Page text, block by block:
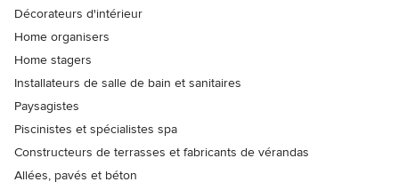
Décorateurs d'intérieur
Home organisers
Home stagers
Installateurs de salle de bain et sanitaires
Paysagistes
Piscinistes et spécialistes spa
Constructeurs de terrasses et fabricants de vérandas
Allées, pavés et béton